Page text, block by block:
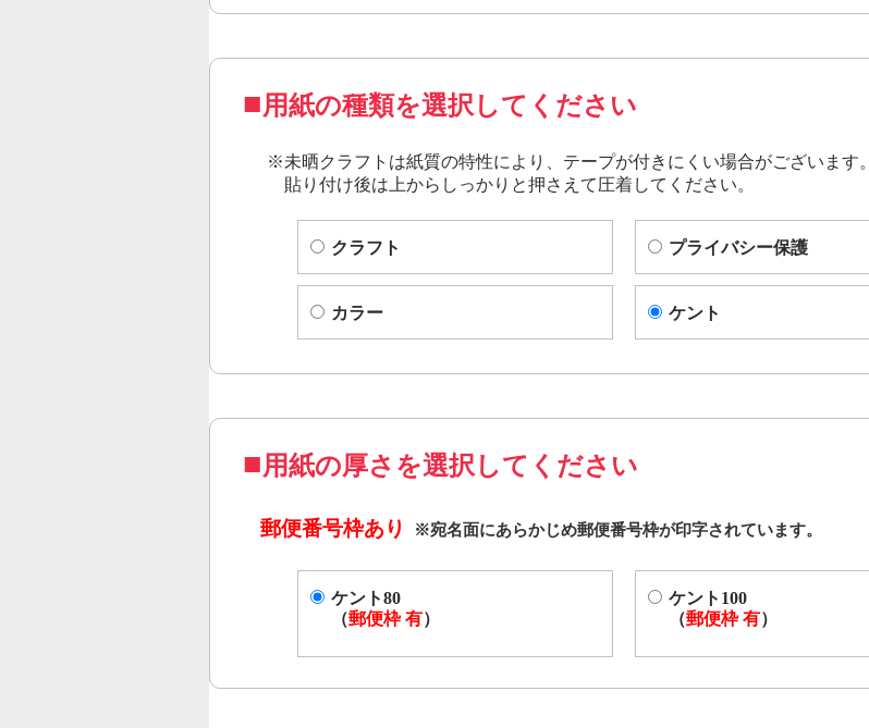
用紙の種類を選択してください
※未晒クラフト は紙質の特性により、テープが付きにくい場合がございます。
貼り付け後は上からしっかりと押さえて圧着してください。
クラフト プライバシー保護
カラー ケント
用紙の厚さを選択してください
郵便番号枠あり
ケント80
（郵便枠 有）
ケント100
（郵便枠 有）